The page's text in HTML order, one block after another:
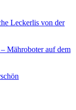
Leckerlis von der
Mähroboter auf dem